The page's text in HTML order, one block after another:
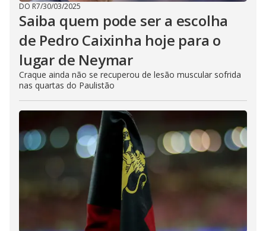
DO R7/30/03/2025
Saiba quem pode ser a escolha
de Pedro Caixinha hoje para o
lugar de Neymar
Craque ainda não se recuperou de lesão muscular sofrida
nas quartas do Paulistão